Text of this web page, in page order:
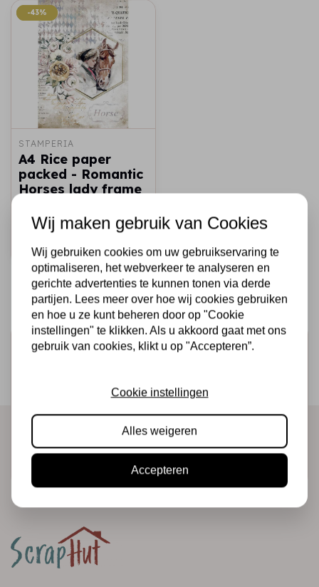
-43%
-43%
STAMPERIA
A4 Rice paper
packed - Romantic
Horses lady frame
€1,75 €1,00
Schrijf je in voor de nieuwsbrief
direct in je mailbox!
Abonneer
Wij maken gebruik van Cookies
Wij gebruiken cookies om uw gebruikservaring te
optimaliseren, het webverkeer te analyseren en
gerichte advertenties te kunnen tonen via derde
partijen. Lees meer over hoe wij cookies gebruiken
en hoe u ze kunt beheren door op "Cookie
instellingen" te klikken. Als u akkoord gaat met ons
gebruik van cookies, klikt u op "Accepteren”.
Cookie instellingen
Alles weigeren
Accepteren